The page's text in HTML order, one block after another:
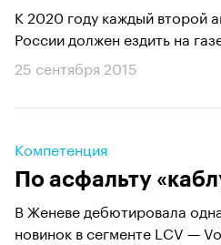
К 2020 году каждый второй
России должен ездить на
25 сентября 2015
Компетенция
По асфальту
В Женеве дебютировала
новинок в сегменте LCV —